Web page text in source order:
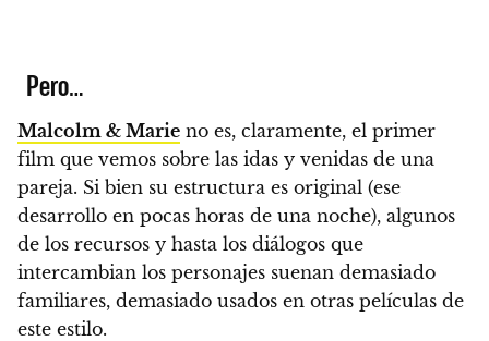
Pero…
Malcolm & Marie no es, claramente, el primer
film que vemos sobre las idas y venidas de una
pareja. Si bien su estructura es original (ese
desarrollo en pocas horas de una noche), algunos
de los recursos y hasta los diálogos que
intercambian los personajes suenan demasiado
familiares, demasiado usados en otras películas de
este estilo.